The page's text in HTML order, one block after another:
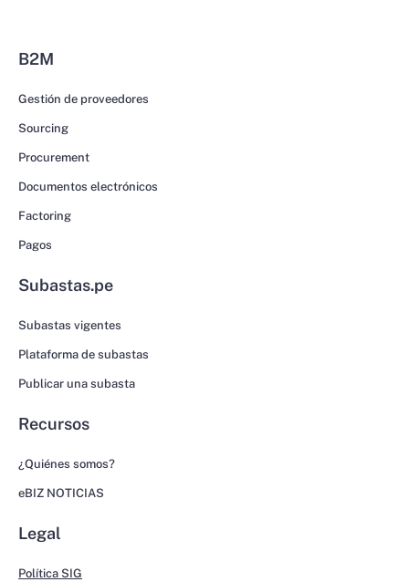
B2M
Gestión de proveedores
Sourcing
Procurement
Documentos electrónicos
Factoring
Pagos
Subastas.pe
Subastas vigentes
Plataforma de subastas
Publicar una subasta
Recursos
¿Quiénes somos?
eBIZ NOTICIAS
Legal
Política SIG